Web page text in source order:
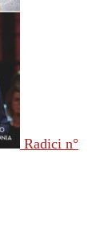
Radici n°